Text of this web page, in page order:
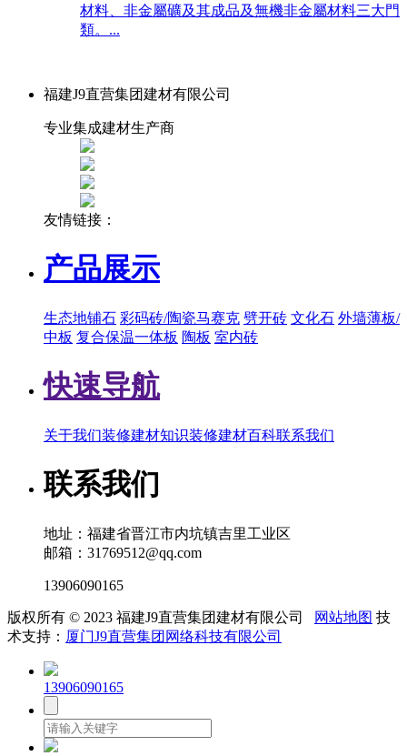
材料、非金屬礦及其成品及無機非金屬材料三大門
類。...
福建J9直营集团建材有限公司
专业集成建材生产商
友情链接：
产品展示
生态地铺石 彩码砖/陶瓷马赛克 劈开砖 文化石 外墙薄板/
中板 复合保温一体板 陶板 室内砖
快速导航
关于我们装修建材知识装修建材百科联系我们
联系我们
地址：福建省晋江市内坑镇吉里工业区
邮箱：31769512@qq.com
13906090165
版权所有 © 2023 福建J9直营集团建材有限公司 网站地图 技
术支持： 厦门J9直营集团网络科技有限公司
13906090165